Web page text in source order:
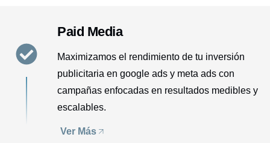
Paid Media
Maximizamos el rendimiento de tu inversión
publicitaria en google ads y meta ads con
campañas enfocadas en resultados medibles y
escalables.
Ver Más